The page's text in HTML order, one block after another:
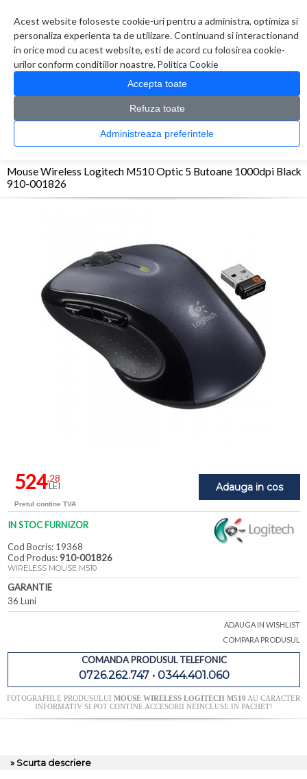
Acest website foloseste cookie-uri pentru a administra, optimiza si
personaliza experienta ta de utilizare. Continuand si interactionand
in orice mod cu acest website, esti de acord cu folosirea cookie-
urilor conform conditiilor noastre.Politica Cookie
Accepta toate
Refuza toate
Administreaza preferintele
0 produs(e)
CATALOG PRODUSE
> Mouse > Mouse Wireless Logitech M510 Optic 5
Mouse Wireless Logitech M510 Optic 5 Butoane 1000dpi Black
910-001826
Adauga in cos
524,28
LEI
Pretul contine TVA
IN STOC FURNIZOR
Cod Bocris: 19368
Cod Produs: 910-001826
WIRELESS MOUSE M510
GARANTIE
36 Luni
ADAUGA IN WISHLIST
COMPARA PRODUSUL
COMANDA PRODUSUL TELEFONIC
0726.262.747 • 0344.401.060
FOTOGRAFIILE PRODUSULUI MOUSE WIRELESS LOGITECH M510 AU CARACTER
INFORMATIV SI POT CONTINE ACCESORII NEINCLUSE IN PACHET!
» Scurta descriere